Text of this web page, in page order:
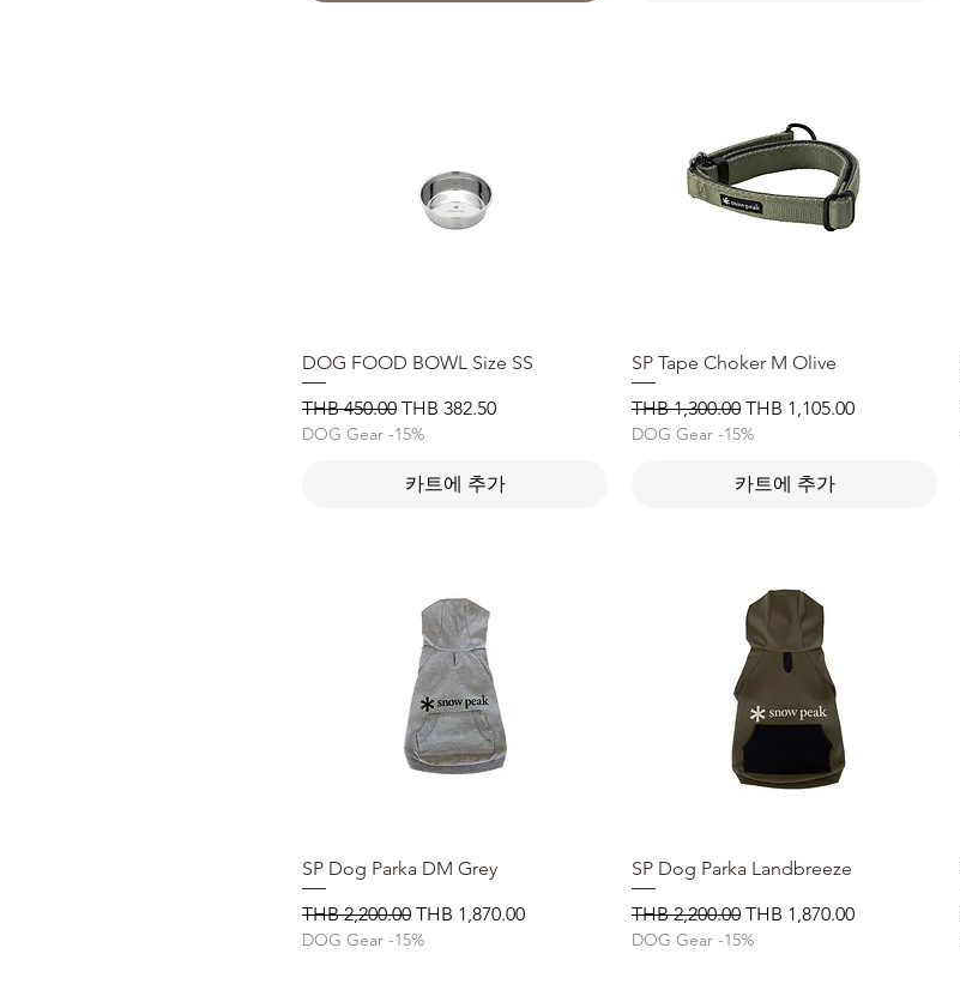
제품보기
DOG FOOD BOWL Size SS
일반가
THB 450.00 할인가
THB 382.50
DOG Gear -15%
카트에 추가
제품보기
SP Tape Choker M Olive
일반가
THB 1,300.00 할인가
THB 1,105.00
DOG Gear -15%
카트에 추가
제품보기
SP Dog Parka DM Grey
일반가
THB 2,200.00 할인가
THB 1,870.00
DOG Gear -15%
제품보기
SP Dog Parka Landbreeze
일반가
THB 2,200.00 할인가
THB 1,870.00
DOG Gear -15%